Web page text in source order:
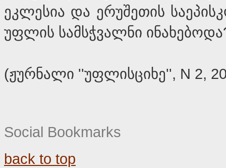
ეკლესია და ერუშეთის
უფლის სამსჭვალნი
(ჟურნალი ''უფლისციხე'', N 2,
Social Bookmarks
back to top